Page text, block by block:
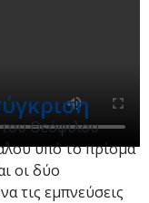
Θεόφιλου
υπό το πρίσμα
οι δύο
τις εμπνεύσεις